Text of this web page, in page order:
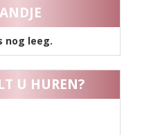
nog leeg.
U HUREN?